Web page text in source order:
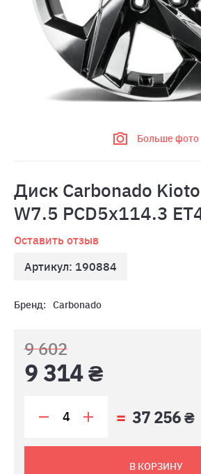
Больше фото
Диск Carbonado
W7.5 PCD5x114.3
Оставить отзыв
Артикул: 190884
Бренд: Carbonado
9 602
9 314 ₴
37 256 ₴
В КОРЗИНУ